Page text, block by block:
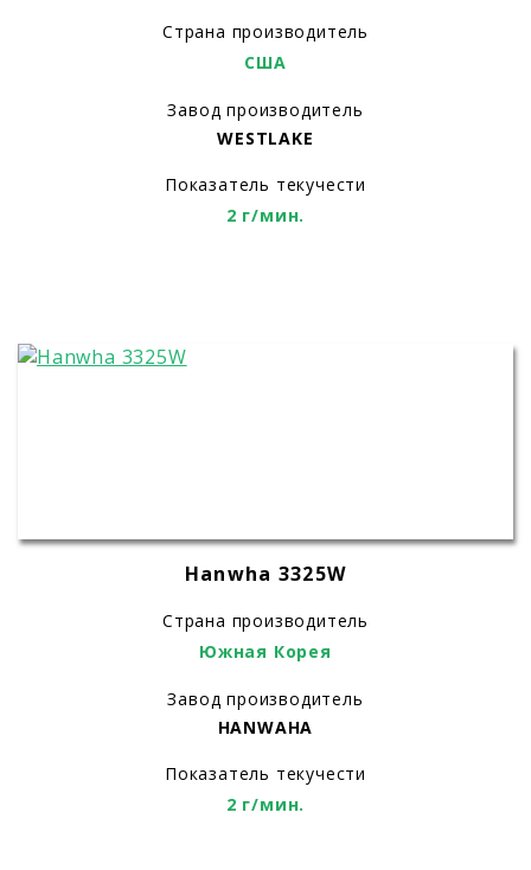
Страна производитель
США
Завод производитель
WESTLAKE
Показатель текучести
2 г/мин.
Hanwha 3325W
Страна производитель
Южная Корея
Завод производитель
HANWAHA
Показатель текучести
2 г/мин.